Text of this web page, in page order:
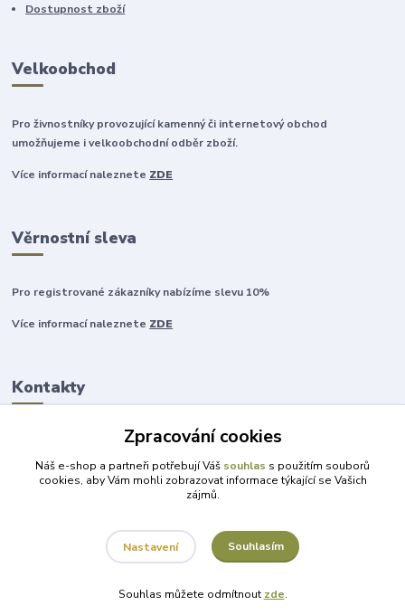
Dostupnost zboží
Velkoobchod
Pro živnostníky provozující kamenný či internetový obchod
umožňujeme i velkoobchodní odběr zboží.
Více informací naleznete ZDE
Věrnostní sleva
Pro registrované zákazníky nabízíme slevu 10%
Více informací naleznete ZDE
Kontakty
+420 777 315 999
obchod@darky-pro-radost.cz
Vytvořeno na Eshop-rychle.cz
Zpracování cookies
Náš e-shop a partneři potřebují Váš souhlas s použitím souborů
cookies, aby Vám mohli zobrazovat informace týkající se Vašich
zájmů.
Nastavení Souhlasím
Souhlas můžete odmítnout zde.